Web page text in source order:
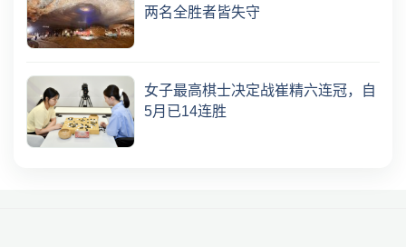
两名全胜者皆失守
女子最高棋士决定战崔精六连冠，自
5月已14连胜